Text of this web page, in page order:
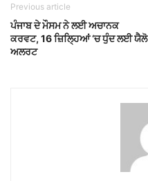
Previous article
ਪੰਜਾਬ ਦੇ ਮੌਸਮ ਨੇ ਲਈ ਅਚਾਨਕ
ਕਰਵਟ, 16 ਜ਼ਿਲ੍ਹਿਆਂ ‘ਚ ਧੁੰਦ ਲਈ ਯੈਲੋ
ਅਲਰਟ